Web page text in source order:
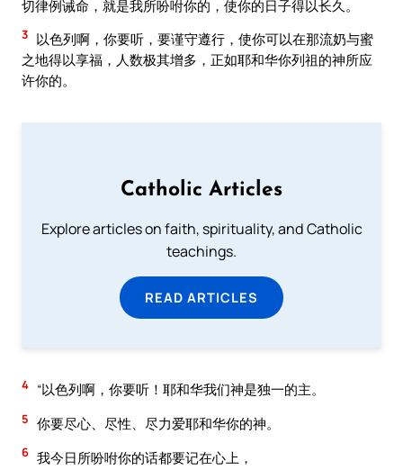
切律例诫命，就是我所吩咐你的，使你的日子得以长久。
3 以色列啊，你要听，要谨守遵行，使你可以在那流奶与蜜
之地得以享福，人数极其增多，正如耶和华你列祖的神所应
许你的。
Catholic Articles
Explore articles on faith, spirituality, and Catholic
teachings.
READ ARTICLES
4 “以色列啊，你要听！耶和华我们神是独一的主。
5 你要尽心、尽性、尽力爱耶和华你的神。
6 我今日所吩咐你的话都要记在心上，